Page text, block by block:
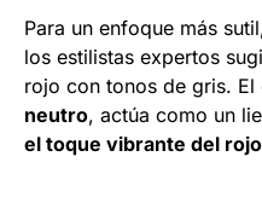
Para un enfoque más
los estilistas expertos
rojo con tonos de gris. El
neutro, actúa como un
el toque vibrante del